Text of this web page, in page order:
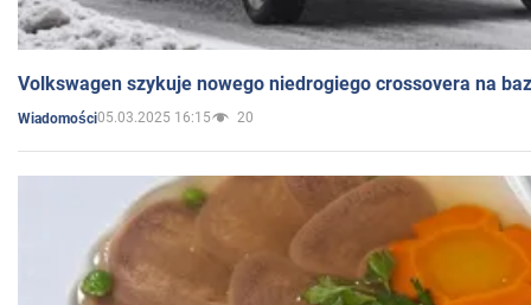
Volkswagen szykuje nowego niedrogiego crossovera na
Wiadomości05.03.2025 16:15 20